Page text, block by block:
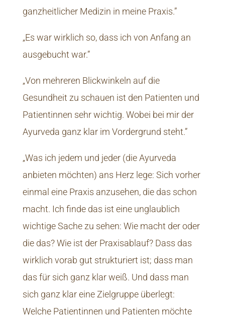
ganzheitlicher Medizin in meine Praxis.”
„Es war wirklich so, dass ich von Anfang an
ausgebucht war.”
„Von mehreren Blickwinkeln auf die
Gesundheit zu schauen ist den Patienten und
Patientinnen sehr wichtig. Wobei bei mir der
Ayurveda ganz klar im Vordergrund steht.”
„Was ich jedem und jeder (die Ayurveda
anbieten möchten) ans Herz lege: Sich vorher
einmal eine Praxis anzusehen, die das schon
macht. Ich finde das ist eine unglaublich
wichtige Sache zu sehen: Wie macht der oder
die das? Wie ist der Praxisablauf? Dass das
wirklich vorab gut strukturiert ist; dass man
das für sich ganz klar weiß. Und dass man
sich ganz klar eine Zielgruppe überlegt:
Welche Patientinnen und Patienten möchte